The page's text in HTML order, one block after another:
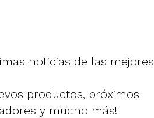
noticias de las mejores
productos, próximos
y mucho más!